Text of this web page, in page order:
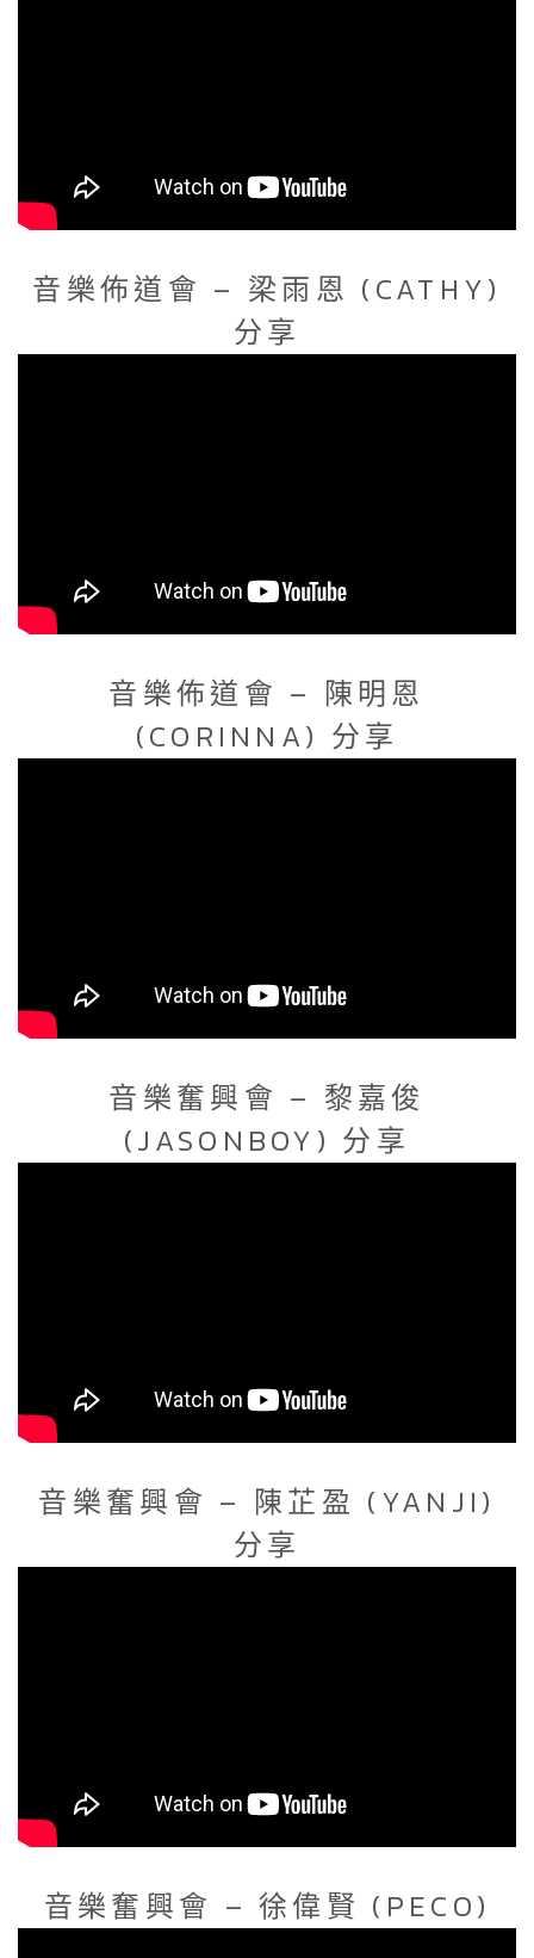
音樂佈道會 – 梁雨恩 (CATHY)
分享
音樂佈道會 – 陳明恩
(CORINNA) 分享
音樂奮興會 – 黎嘉俊
(JASONBOY) 分享
音樂奮興會 – 陳芷盈 (YANJI)
分享
音樂奮興會 – 徐偉賢 (PECO)